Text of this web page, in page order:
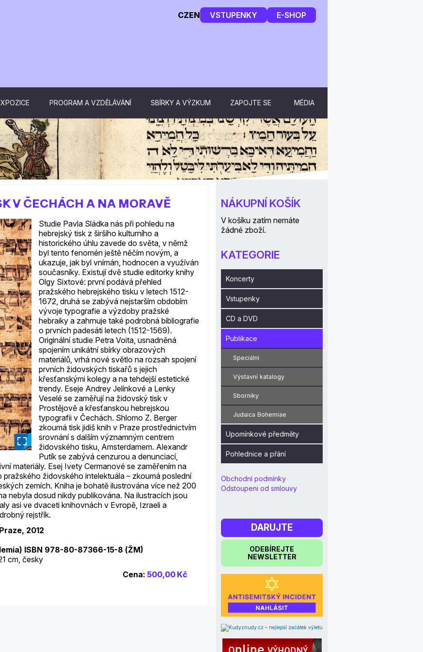
CZEN VSTUPENKY E-SHOP
PROGRAM A VZDĚLÁVÁNÍ SBÍRKY A VÝZKUM ZAPOJTE SE MÉDIA
V ČECHÁCH A NA MORAVĚ
_
Studie Pavla Sládka nás při pohledu na
hebrejský tisk z širšího kulturního a
historického úhlu zavede do světa, v němž
byl tento fenomén ještě něčím novým, a
ukazuje, jak byl vnímán, hodnocen a využíván
současníky. Existují dvě studie editorky knihy
Olgy Sixtové: první podává přehled
pražského hebrejského tisku v letech 1512-
1672, druhá se zabývá nejstarším obdobím
vývoje typografie a výzdoby pražské
hebraiky a zahrnuje také podrobná bibliografie
o prvních padesáti letech (1512-1569).
Originální studie Petra Voita, usnadněná
spojením unikátní sbírky obrazových
materiálů, vrhá nové světlo na rozsah spojení
prvních židovských tiskařů s jejich
křesťanskými kolegy a na tehdejší estetické
trendy. Eseje Andrey Jelínkové a Lenky
Veselé se zaměřují na židovský tisk v
Prostějově a křesťanskou hebrejskou
typografii v Čechách. Shlomo Z. Berger
zkoumá tisk jidiš knih v Praze prostřednictvím
srovnání s dalším významným centrem
židovského tisku, Amsterdamem. Alexandr
Putík se zabývá cenzurou a denunciací,
materiály. Esej Ivety Cermanové se zaměřením na
pražského židovského intelektuála – zkoumá poslední
zemích. Kniha je bohatě ilustrována více než 200
nebyla dosud nikdy publikována. Na ilustracích jsou
asi ve dvaceti knihovnách v Evropě, Izraeli a
rejstřík.
2012
ISBN 978-80-87366-15-8 (ŽM)
cm, česky
Cena: 500,00 Kč
NÁKUPNÍ KOŠÍK
V košíku zatím nemáte
žádné zboží.
KATEGORIE
Koncerty
Vstupenky
CD a DVD
Publikace
Speciální
Výstavní katalogy
Sborníky
Judaica Bohemiae
Upomínkové předměty
Pohlednice a přání
Obchodní podmínky
Odstoupeni od smlouvy
DARUJTE
ODEBÍREJTE
NEWSLETTER